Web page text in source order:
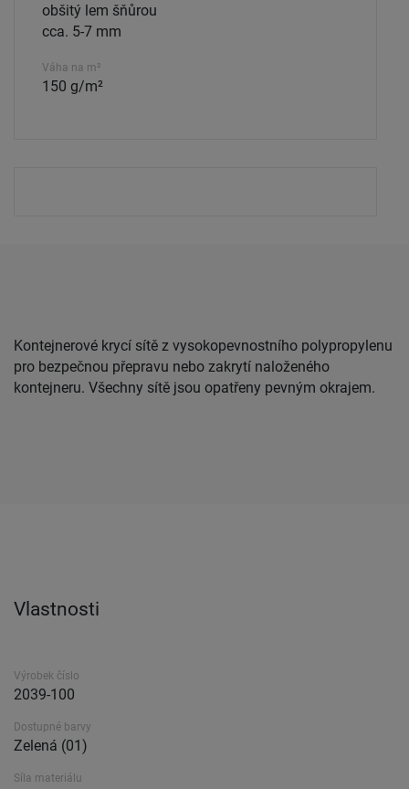
obšitý lem šňůrou
cca. 5-7 mm
Váha na m²
150 g/m²
Kontejnerové krycí sítě z vysokopevnostního polypropylenu
pro bezpečnou přepravu nebo zakrytí naloženého
kontejneru. Všechny sítě jsou opatřeny pevným okrajem.
Vlastnosti
Výrobek číslo
2039-100
Dostupné barvy
Zelená (01)
Síla materiálu